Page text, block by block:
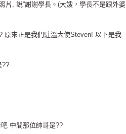
片, 說”謝謝學長。(大嫂，學長不是跟外婆
原來正是我們駐溫大使Steven! 以下是我
??
中間那位帥哥是??